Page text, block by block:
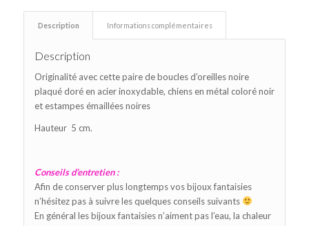
Description Informations complémentaires
Description
Originalité avec cette paire de boucles d’oreilles noire
plaqué doré en acier inoxydable, chiens en métal coloré noir
et estampes émaillées noires
Hauteur 5 cm.
Conseils d’entretien :
Afin de conserver plus longtemps vos bijoux fantaisies
n’hésitez pas à suivre les quelques conseils suivants
En général les bijoux fantaisies n’aiment pas l’eau, la chaleur